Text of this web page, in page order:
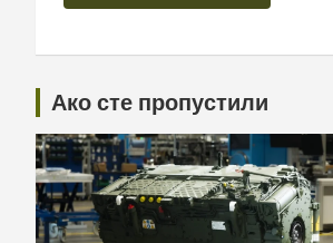
Ако сте пропустили